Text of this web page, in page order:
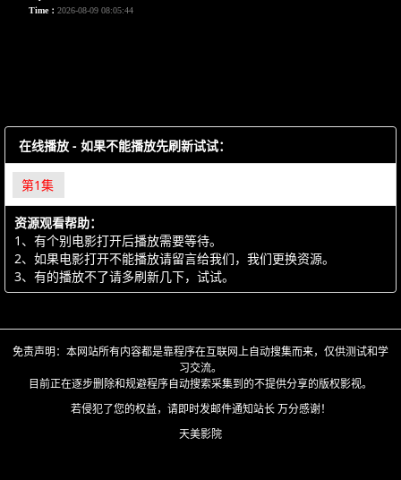
在线播放 - 如果不能播放先刷新试试：
第1集
资源观看帮助：
1、有个别电影打开后播放需要等待。
2、如果电影打开不能播放请留言给我们，我们更换资源。
3、有的播放不了请多刷新几下，试试。
免责声明：本网站所有内容都是靠程序在互联网上自动搜集而来，仅供测试和学
习交流。
目前正在逐步删除和规避程序自动搜索采集到的不提供分享的版权影视。
若侵犯了您的权益，请即时发邮件通知站长 万分感谢！
天美影院